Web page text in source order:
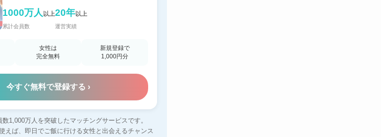
1000万人 以上
累計会員数
20年以上
運営実績
女性は
完全無料
新規登録で
1,000円分
今すぐ無料で登録する ›
1,000万人を突破したマッチングサービスです。
えば、即日でご飯に行ける女性と出会えるチャンス